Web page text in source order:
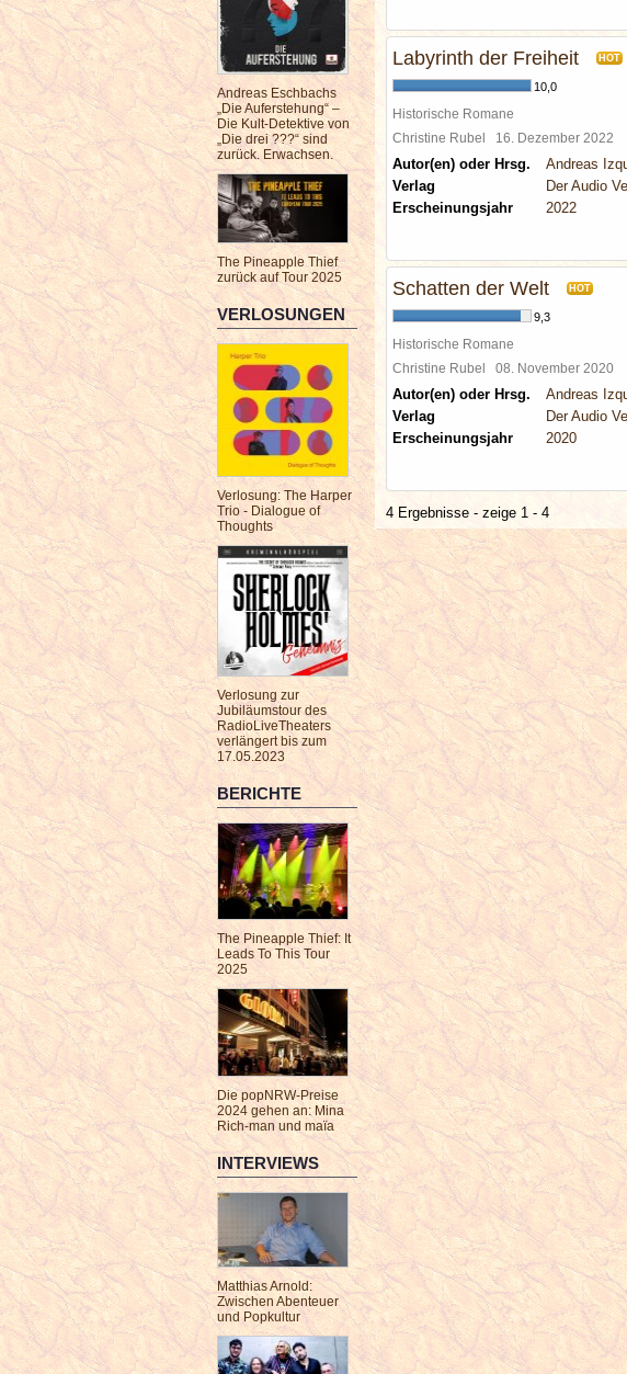
Andreas Eschbachs
„Die Auferstehung“ –
Die Kult-Detektive von
„Die drei ???“ sind
zurück. Erwachsen.
The Pineapple Thief
zurück auf Tour 2025
VERLOSUNGEN
Verlosung: The Harper
Trio - Dialogue of
Thoughts
Verlosung zur
Jubiläumstour des
RadioLiveTheaters
verlängert bis zum
17.05.2023
BERICHTE
The Pineapple Thief: It
Leads To This Tour
2025
Die popNRW-Preise
2024 gehen an: Mina
Rich-man und maïa
INTERVIEWS
Matthias Arnold:
Zwischen Abenteuer
und Popkultur
Labyrinth der Freiheit HOT
10,0
Historische Romane
Christine Rubel 16. Dezember 2022
Autor(en) oder Hrsg.
Andreas
Verlag
Der Audio
Erscheinungsjahr
2022
Schatten der Welt HOT
9,3
Historische Romane
Christine Rubel 08. November 2020
Autor(en) oder Hrsg.
Andreas
Verlag
Der Audio
Erscheinungsjahr
2020
4 Ergebnisse - zeige 1 - 4